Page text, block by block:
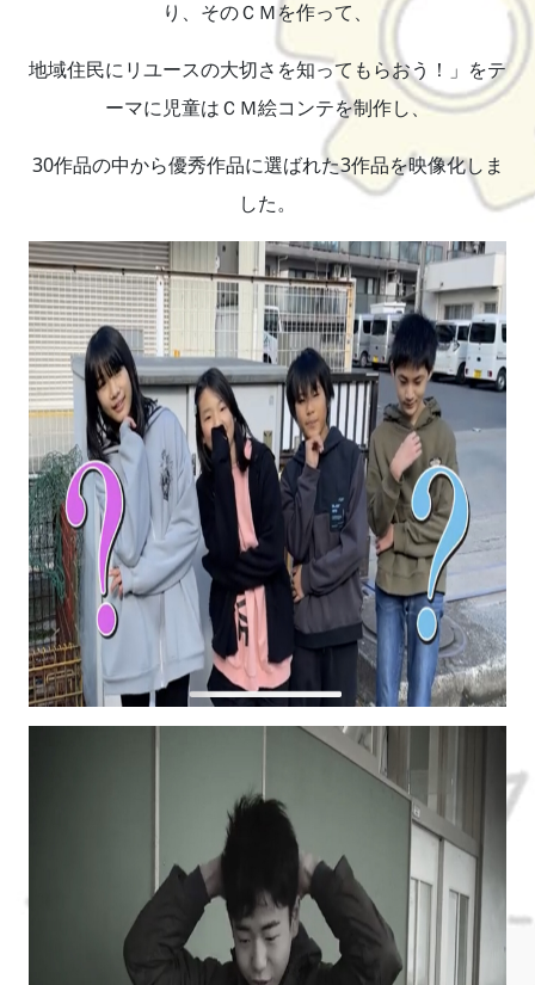
り、そのＣＭを作って、
地域住民にリユースの大切さを知ってもらおう！」をテ
ーマに児童はＣＭ絵コンテを制作し、
30作品の中から優秀作品に選ばれた3作品を映像化しま
した。